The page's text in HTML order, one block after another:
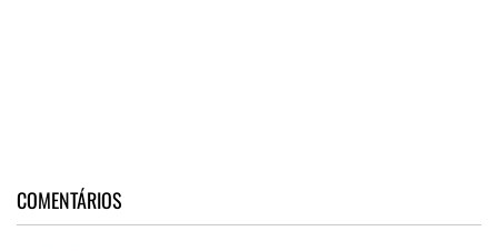
COMENTÁRIOS